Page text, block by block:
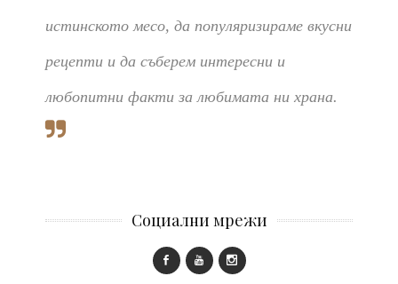
истинското месо, да популяризираме вкусни
рецепти и да съберем интересни и
любопитни факти за любимата ни храна.
Социални мрежи